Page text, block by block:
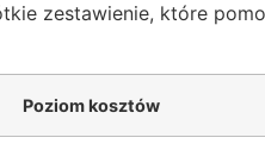
zestawienie, które
Poziom kosztów